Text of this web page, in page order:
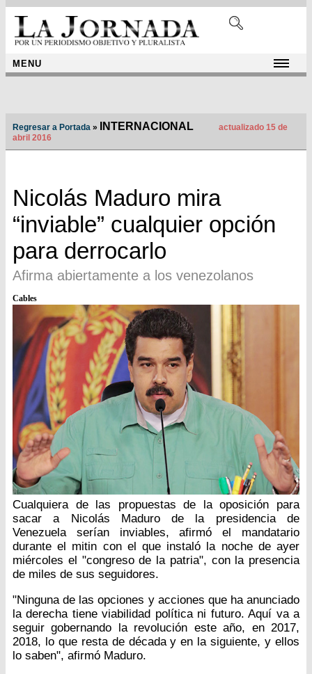
MENU
Regresar a Portada » INTERNACIONAL
actualizado 15 de
abril 2016
Nicolás Maduro mira
“inviable” cualquier opción
para derrocarlo
Afirma abiertamente a los venezolanos
Cables
Cualquiera de las propuestas de la oposición para
sacar a Nicolás Maduro de la presidencia de
Venezuela serían inviables, afirmó el mandatario
durante el mitin con el que instaló la noche de ayer
miércoles el "congreso de la patria", con la presencia
de miles de sus seguidores.
"Ninguna de las opciones y acciones que ha anunciado
la derecha tiene viabilidad política ni futuro. Aquí va a
seguir gobernando la revolución este año, en 2017,
2018, lo que resta de década y en la siguiente, y ellos
lo saben", afirmó Maduro.